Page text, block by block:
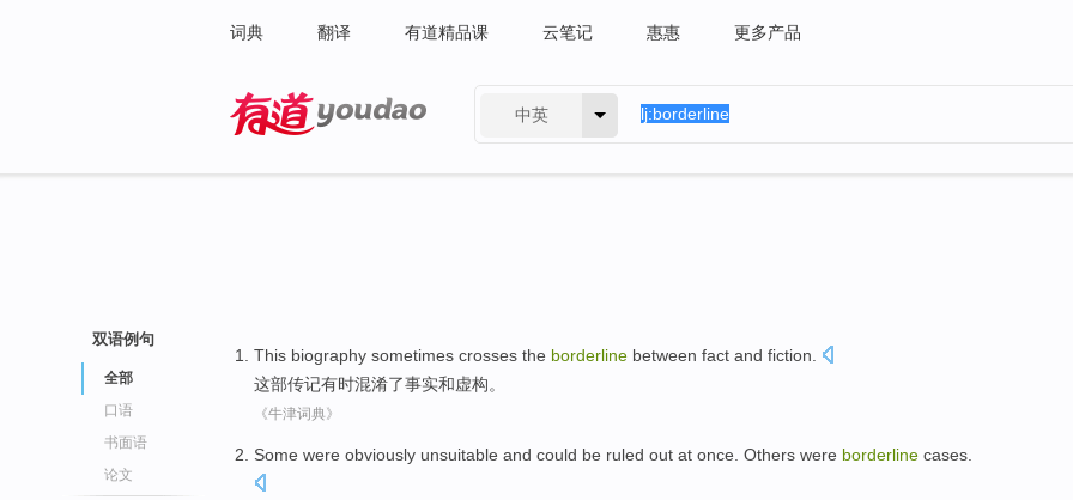
词典 翻译 有道精品课 云笔记 惠惠 更多产品
中英
双语例句
全部
口语
书面语
论文
This biography sometimes crosses the borderline between fact and fiction
这部传记有时混淆了事实和虚构。
《牛津词典》
Some were obviously unsuitable and could be ruled out at once Others were borderline cases.